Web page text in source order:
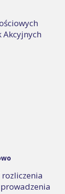
Akcyjnych
rozliczenia